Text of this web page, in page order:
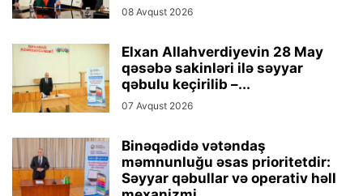
08 Avqust 2026
Elxan Allahverdiyevin 28 May
qəsəbə sakinləri ilə səyyar
qəbulu keçirilib –...
07 Avqust 2026
Binəqədidə vətəndaş
məmnunluğu əsas prioritetdir:
Səyyar qəbullar və operativ həll